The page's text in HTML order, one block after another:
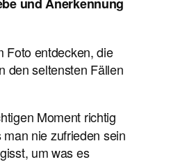
Foto entdecken, die
den seltensten Fällen
Moment richtig
nie zufrieden sein
um was es